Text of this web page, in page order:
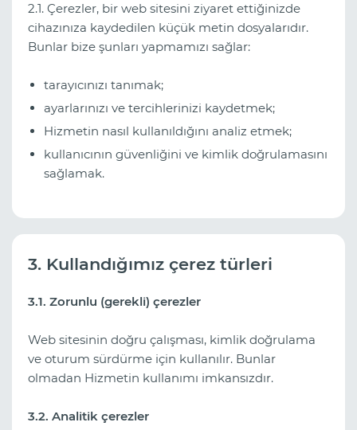
2.1. Çerezler, bir web sitesini ziyaret ettiğinizde
cihazınıza kaydedilen küçük metin dosyalarıdır.
Bunlar bize şunları yapmamızı sağlar:
tarayıcınızı tanımak;
ayarlarınızı ve tercihlerinizi kaydetmek;
Hizmetin nasıl kullanıldığını analiz etmek;
kullanıcının güvenliğini ve kimlik doğrulamasını
sağlamak.
3. Kullandığımız çerez türleri
3.1. Zorunlu (gerekli) çerezler
Web sitesinin doğru çalışması, kimlik doğrulama
ve oturum sürdürme için kullanılır. Bunlar
olmadan Hizmetin kullanımı imkansızdır.
3.2. Analitik çerezler